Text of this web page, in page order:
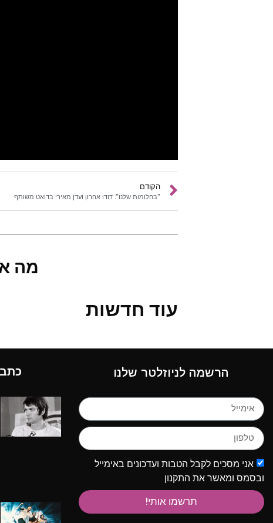
הקודם
"בחלומות שלנו": דודו אהרון ועדן מאירי בדואט משותף
מה
עוד חדשות
הרשמה לניוזלטר שלנו
אני מסכים לקבל הטבות ועדכונים באימייל
ובסמס ומאשר את התקנון
תרשמו אותי!